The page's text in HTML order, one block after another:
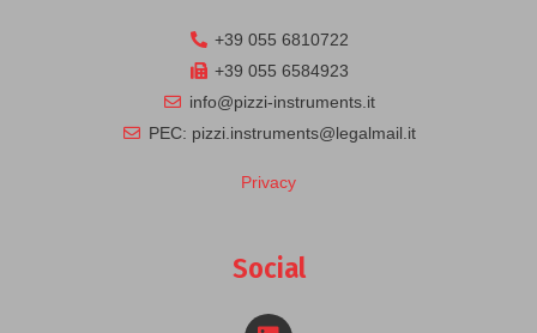
+39 055 6810722
+39 055 6584923
info@pizzi-instruments.it
PEC: pizzi.instruments@legalmail.it
Privacy
Social